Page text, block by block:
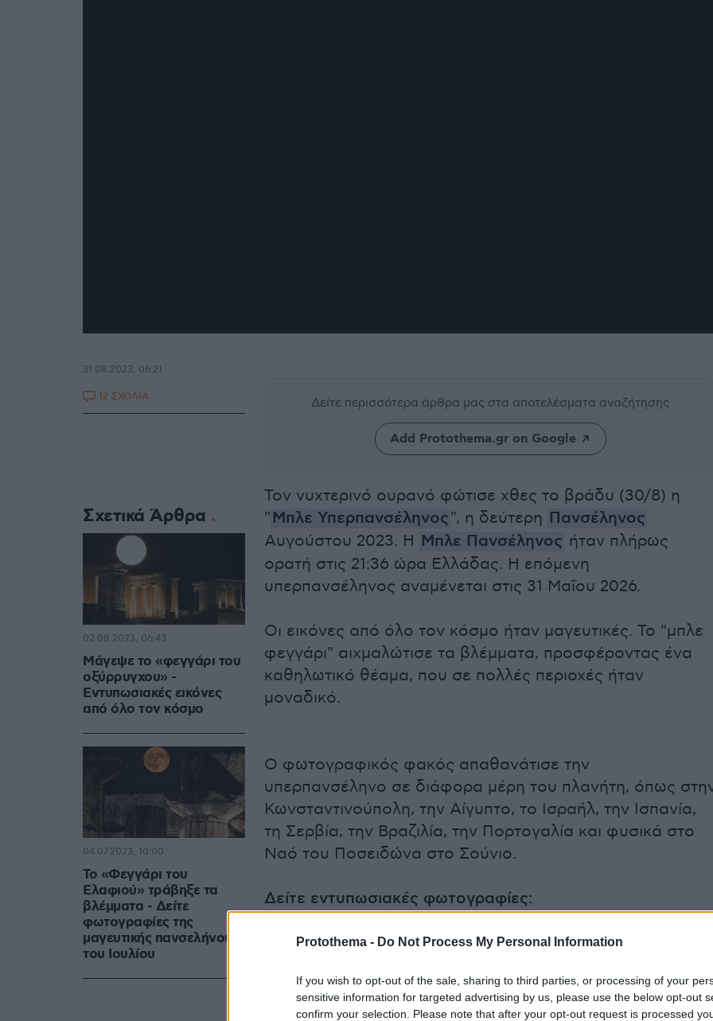
Protothema - Do Not Process My Personal Information
If you wish to opt-out of the sale, sharing to third parties, or processing of your
sensitive information for targeted advertising by us, please use the below opt-out
confirm your selection. Please note that after your opt-out request is processed
Δείτε περισσότερα άρθρα μας στα αποτελέσματα αναζήτησης
Add Protothema.gr on Google
Τον νυχτερινό ουρανό φώτισε χθες το βράδυ (30/8) η
" Μπλε Υπερπανσέληνος", η δεύτερη Πανσέληνος
Αυγούστου 2023. Η Μπλε Πανσέληνος ήταν πλήρως
ορατή στις 21:36 ώρα Ελλάδας. Η επόμενη
υπερπανσέληνος αναμένεται στις 31 Μαΐου 2026.
Οι εικόνες από όλο τον κόσμο ήταν μαγευτικές. Το "μπλε
φεγγάρι" αιχμαλώτισε τα βλέμματα, προσφέροντας ένα
καθηλωτικό θέαμα, που σε πολλές περιοχές ήταν
μοναδικό.
Ο φωτογραφικός φακός απαθανάτισε την
υπερπανσέληνο σε διάφορα μέρη του πλανήτη, όπως
Κωνσταντινούπολη, την Αίγυπτο, το Ισραήλ, την Ισπανία,
τη Σερβία, την Βραζιλία, την Πορτογαλία και φυσικά στο
Ναό του Ποσειδώνα στο Σούνιο.
Δείτε εντυπωσιακές φωτογραφίες:
31.08.2023, 06:21
12 ΣΧΟΛΙΑ
Σχετικά Άρθρα
Μάγεψε το «φεγγάρι του
οξύρρυγχου» -
Εντυπωσιακές εικόνες
από όλο τον κόσμο
02.08.2023, 06:43
Το «Φεγγάρι του
Ελαφιού» τράβηξε τα
βλέμματα - Δείτε
φωτογραφίες της
μαγευτικής πανσελήνου
του Ιουλίου
04.07.2023, 10:00